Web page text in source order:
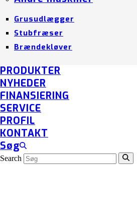
Grusudlægger
Stubfræser
Brændekløver
PRODUKTER
NYHEDER
FINANSIERING
SERVICE
PROFIL
KONTAKT
Søg
Search